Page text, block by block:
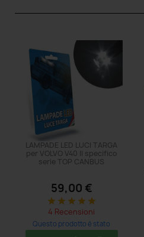
LAMPADE LED LUCI TARGA
per VOLVO V40 II specifico
serie TOP CANBUS
59,00 €
star star star star star
4 Recensioni
Questo prodotto è stato